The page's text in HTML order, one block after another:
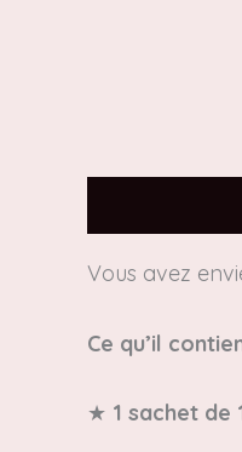
Vous avez
Ce qu’il
★ 1 sachet de